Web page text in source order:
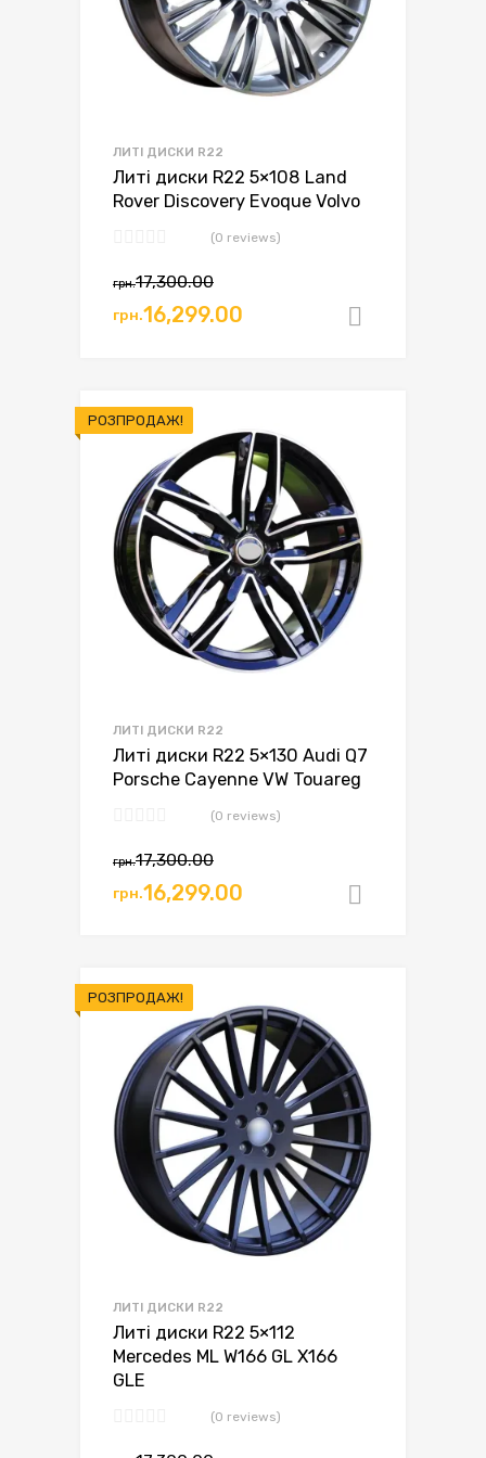
ЛИТІ ДИСКИ R22
Литі диски R22 5×108 Land
Rover Discovery Evoque Volvo
(0 reviews)
грн.17,300.00
Оригінальна
грн.16,299.00
РОЗПРОДАЖ!
ЛИТІ ДИСКИ R22
Литі диски R22 5×130 Audi Q7
Porsche Cayenne VW Touareg
(0 reviews)
грн.17,300.00
Оригінальна
грн.16,299.00
РОЗПРОДАЖ!
ЛИТІ ДИСКИ R22
Литі диски R22 5×112
Mercedes ML W166 GL X166
GLE
(0 reviews)